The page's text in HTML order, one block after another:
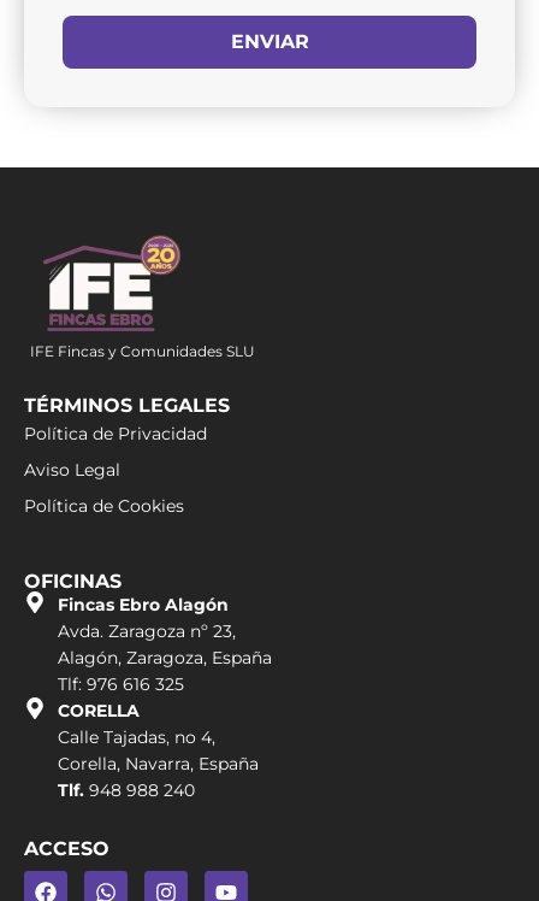
ENVIAR
IFE Fincas y Comunidades SLU
TÉRMINOS LEGALES
Política de Privacidad
Aviso Legal
Política de Cookies
OFICINAS
Fincas Ebro Alagón
Avda. Zaragoza nº 23,
Alagón, Zaragoza, España
Tlf: 976 616 325
CORELLA
Calle Tajadas, no 4,
Corella, Navarra, España
Tlf. 948 988 240
ACCESO